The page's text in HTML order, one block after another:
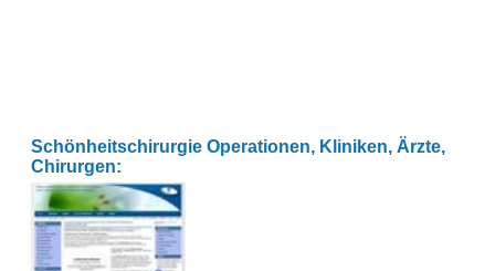
Schönheitschirurgie Operationen, Kliniken, Ärzte,
Chirurgen: